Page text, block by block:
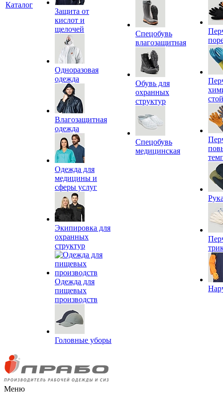
Каталог
Защита от
кислот и
щелочей
Одноразовая
одежда
Влагозащитная
одежда
Одежда для
медицины и
сферы услуг
Экипировка для
охранных
структур
Одежда для
пищевых
производств
Головные уборы
Спецобувь
влагозащитная
Обувь для
охранных
структур
Спецобувь
медицинская
Меню